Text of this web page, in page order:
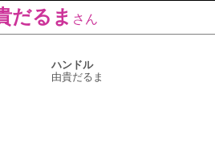
だるま さん
ハンドル
由貴だるま